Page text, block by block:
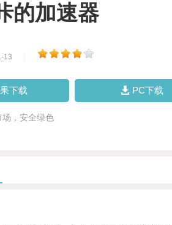
的加速器
13
下载 PC下载
场，安全绿色